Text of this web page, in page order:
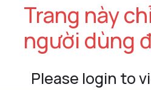
Trang này
người dùng
Please login to